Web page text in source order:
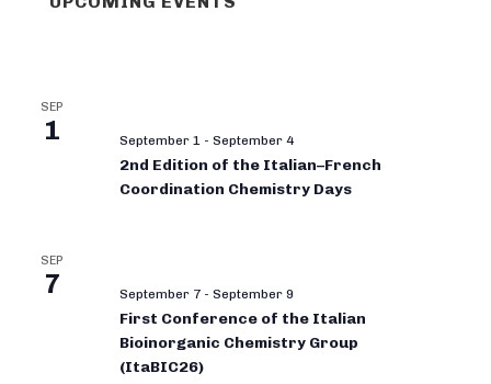
SEP
1 September 1 - September 4
2nd Edition of the Italian–French
Coordination Chemistry Days
SEP
7 September 7 - September 9
First Conference of the Italian
Bioinorganic Chemistry Group
(ItaBIC26)